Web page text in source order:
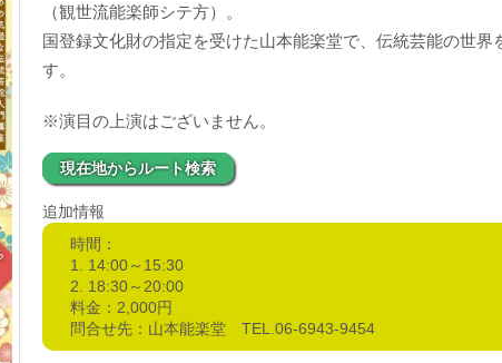
（観世流能楽師シテ方）。
国登録文化財の指定を受けた山本能楽堂で、伝統芸能の世界
す。
※演目の上演はございません。
現在地からルート検索
追加情報
時間：
1. 14:00～15:30
2. 18:30～20:00
料金：2,000円
問合せ先：山本能楽堂 TEL.06-6943-9454